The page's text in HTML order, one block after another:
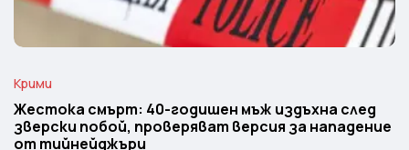
Крими
Жестока смърт: 40-годишен мъж издъхна след
зверски побой, проверяват версия за нападение
от тийнейджъри